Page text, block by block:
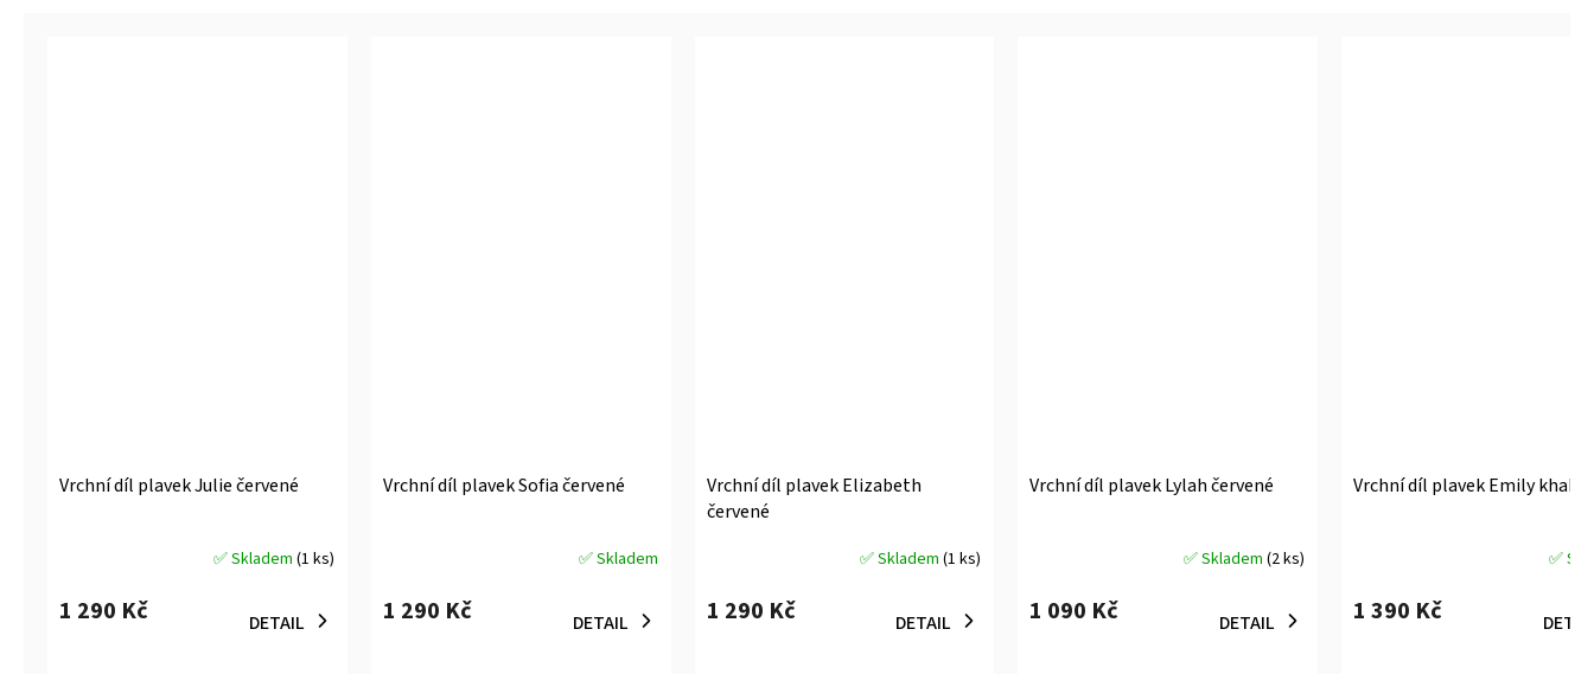
Vrchní díl plavek Julie červené
produktu
✅ Skladem (1 ks)
1 290 Kč DETAIL
Vrchní díl plavek Sofia červené
produktu
✅ Skladem
1 290 Kč DETAIL
Vrchní díl plavek Elizabeth
červené
produktu
✅ Skladem(1 ks)
1 290 Kč DETAIL
Vrchní díl plavek Lylah červené
produktu
✅ Skladem(2 ks)
1 090 Kč DETAIL
Vrchní díl plavek Emily khaki
produktu
✅
1 390 Kč